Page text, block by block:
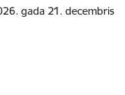
gada 21. decembris